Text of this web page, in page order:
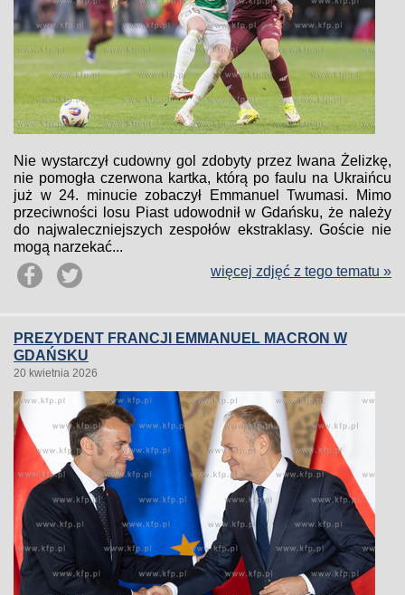
Nie wystarczył cudowny gol zdobyty przez Iwana Żelizkę,
nie pomogła czerwona kartka, którą po faulu na Ukraińcu
już w 24. minucie zobaczył Emmanuel Twumasi. Mimo
przeciwności losu Piast udowodnił w Gdańsku, że należy
do najwaleczniejszych zespołów ekstraklasy. Goście nie
mogą narzekać...
więcej zdjęć z tego tematu »
PREZYDENT FRANCJI EMMANUEL MACRON W
GDAŃSKU
20 kwietnia 2026